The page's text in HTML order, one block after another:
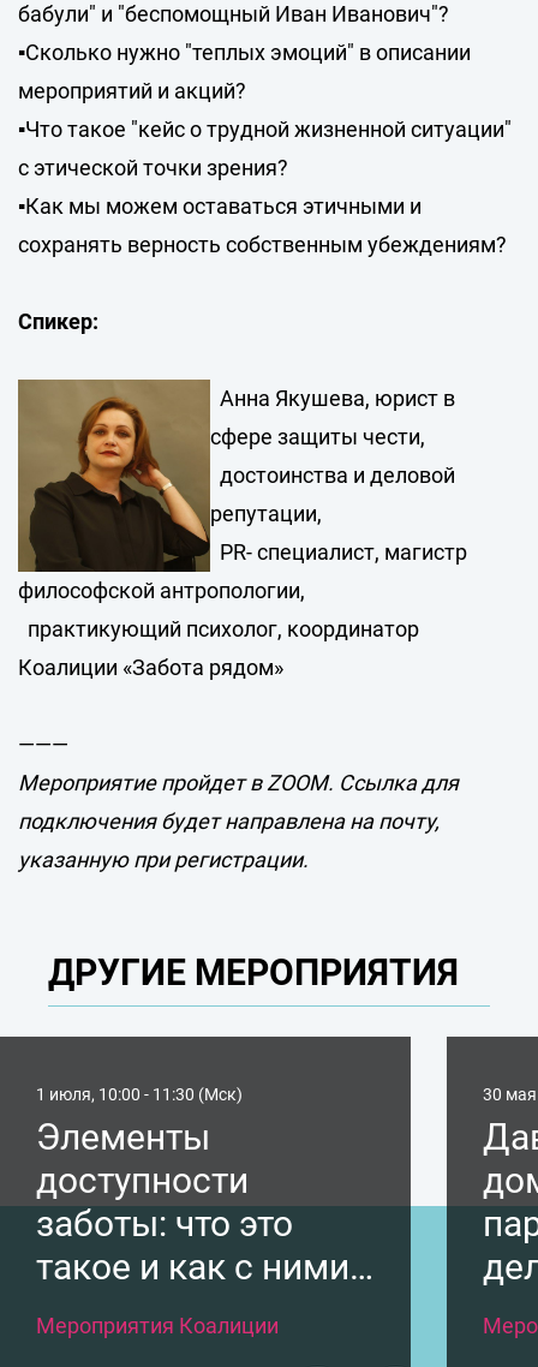
бабули" и "беспомощный Иван Иванович"?
▪️Сколько нужно "теплых эмоций" в описании
мероприятий и акций?
▪️Что такое "кейс о трудной жизненной ситуации"
с этической точки зрения?
▪️Как мы можем оставаться этичными и
сохранять верность собственным убеждениям?
Спикер:
Анна Якушева, юрист в
сфере защиты чести,
достоинства и деловой
репутации,
PR- специалист, магистр
философской антропологии,
практикующий психолог, координатор
Коалиции «Забота рядом»
———
Мероприятие пройдет в ZOOM. Ссылка для
подключения будет направлена на почту,
указанную при регистрации.
ДРУГИЕ МЕРОПРИЯТИЯ
1 июля, 10:00 - 11:30 (Мск)
Элементы
доступности
заботы: что это
такое и как с ними
работать
Мероприятия Коалиции
30